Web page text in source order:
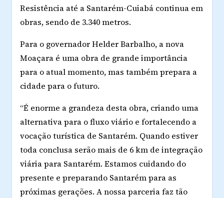
Resistência até a Santarém-Cuiabá continua em
obras, sendo de 3.340 metros.
Para o governador Helder Barbalho, a nova
Moaçara é uma obra de grande importância
para o atual momento, mas também prepara a
cidade para o futuro.
“É enorme a grandeza desta obra, criando uma
alternativa para o fluxo viário e fortalecendo a
vocação turística de Santarém. Quando estiver
toda conclusa serão mais de 6 km de integração
viária para Santarém. Estamos cuidando do
presente e preparando Santarém para as
próximas gerações. A nossa parceria faz tão